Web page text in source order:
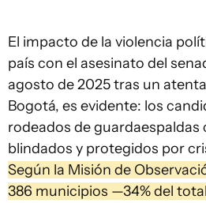
El impacto de la violencia
país con el asesinato del
agosto de 2025 tras un
Bogotá, es evidente: los
rodeados de guardaespaldas
blindados y protegidos por
Según la Misión de
386 municipios —34% del